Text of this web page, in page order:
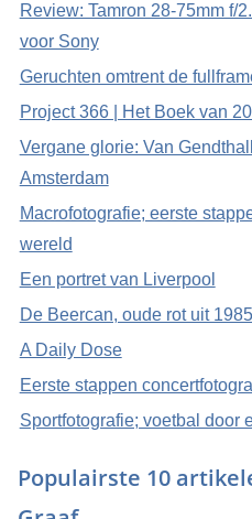
Review: Tamron 28-75mm f/
voor Sony
Geruchten omtrent de
Project 366 | Het Boek van
Vergane glorie: Van
Amsterdam
Macrofotografie; eerste
wereld
Een portret van Liverpool
De Beercan, oude rot uit 1985
A Daily Dose
Eerste stappen
Sportfotografie; voetbal door
Populairste 10